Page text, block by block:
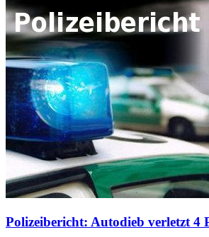
Polizeibericht: Autodieb verletzt 4